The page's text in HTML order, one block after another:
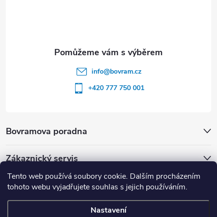
Tento web používá soubory cookie. Dalším procházením
tohoto webu vyjadřujete souhlas s jejich používáním.
Nastavení
Bovramova poradna
Zákaznický servis
info@bovram.cz
+420 777 750 001